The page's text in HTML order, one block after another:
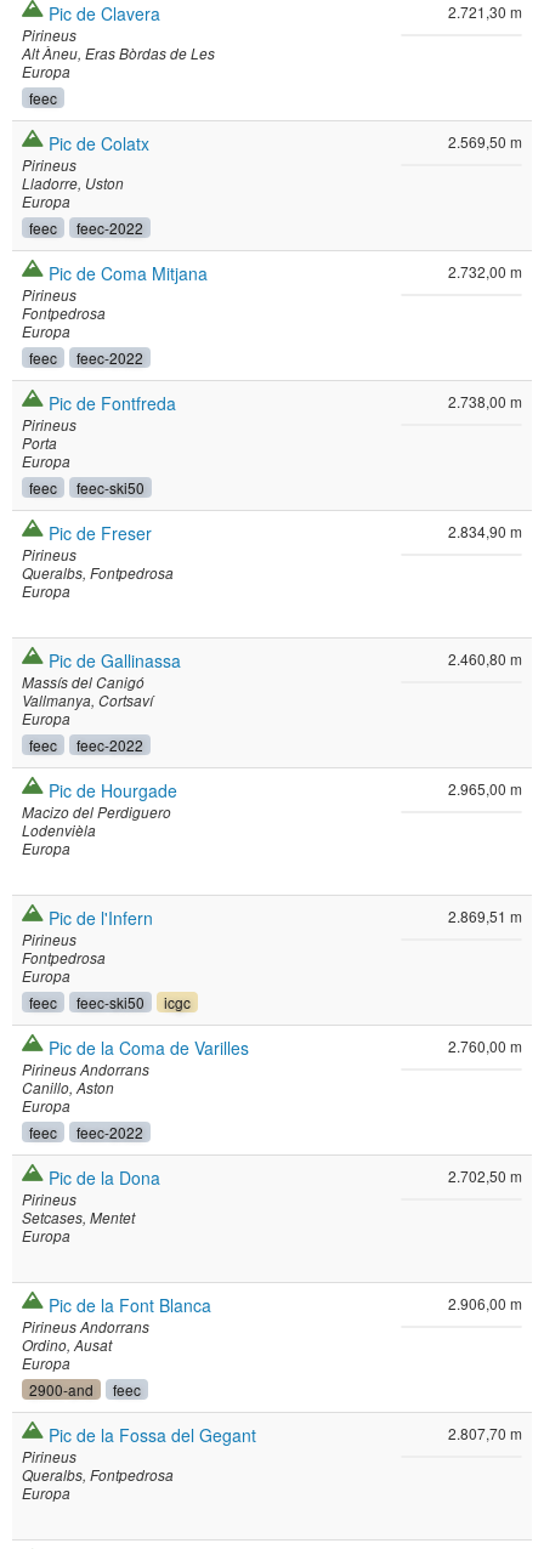
Pic de Clavera
Pirineus
Alt Àneu Eras Bòrdas de Les
Europa
feec
2.721,30 m
Pic de Colatx
Pirineus
Lladorre Uston
Europa
feec feec-2022
2.569,50 m
Pic de Coma Mitjana
Pirineus
Fontpedrosa
Europa
feec feec-2022
2.732,00 m
Pic de Fontfreda
Pirineus
Porta
Europa
feec feec-ski50
2.738,00 m
Pic de Freser
Pirineus
Queralbs Fontpedrosa
Europa
2.834,90 m
Pic de Gallinassa
Massís del Canigó
Vallmanya Cortsaví
Europa
feec feec-2022
2.460,80 m
Pic de Hourgade
Macizo del Perdiguero
Lodenvièla
Europa
2.965,00 m
Pic de l'Infern
Pirineus
Fontpedrosa
Europa
feec feec-ski50 icgc
2.869,51 m
Pic de la Coma de Varilles
Pirineus Andorrans
Canillo Aston
Europa
feec feec-2022
2.760,00 m
Pic de la Dona
Pirineus
Setcases Mentet
Europa
2.702,50 m
Pic de la Font Blanca
Pirineus Andorrans
Ordino Ausat
Europa
2900-and feec
2.906,00 m
Pic de la Fossa del Gegant
Pirineus
Queralbs Fontpedrosa
Europa
2.807,70 m